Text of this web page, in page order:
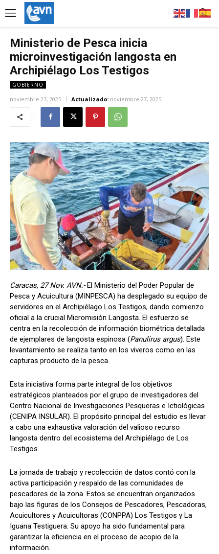
Ministerio de Pesca inicia
microinvestigación langosta en
Archipiélago Los Testigos
GOBIERNO
noviembre 27, 2025 Actualizado: noviembre 27, 2025
Caracas, 27 Nov. AVN.- El Ministerio del Poder Popular de
Pesca y Acuicultura (MINPESCA) ha desplegado su equipo de
servidores en el Archipiélago Los Testigos, dando comienzo
oficial a la crucial Micromisión Langosta. El esfuerzo se
centra en la recolección de información biométrica detallada
de ejemplares de langosta espinosa (Panulirus argus). Este
levantamiento se realiza tanto en los viveros como en las
capturas producto de la pesca.
Esta iniciativa forma parte integral de los objetivos
estratégicos planteados por el grupo de investigadores del
Centro Nacional de Investigaciones Pesqueras e Ictiológicas
(CENIPA INSULAR). El propósito principal del estudio es llevar
a cabo una exhaustiva valoración del valioso recurso
langosta dentro del ecosistema del Archipiélago de Los
Testigos.
La jornada de trabajo y recolección de datos contó con la
activa participación y respaldo de las comunidades de
pescadores de la zona. Estos se encuentran organizados
bajo las figuras de los Consejos de Pescadores, Pescadoras,
Acuicultores y Acuicultoras (CONPPA) Los Testigos y La
Iguana Testiguera. Su apoyo ha sido fundamental para
garantizar la eficiencia en el proceso de acopio de la
información.